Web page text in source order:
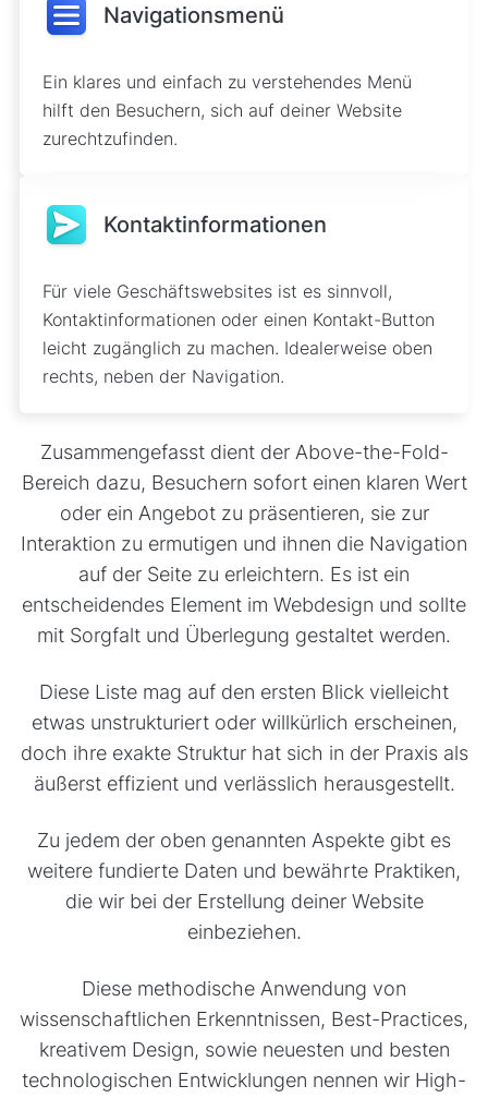
Navigationsmenü
Ein klares und einfach zu verstehendes Menü
hilft den Besuchern, sich auf deiner Website
zurechtzufinden.
Kontaktinformationen
Für viele Geschäftswebsites ist es sinnvoll,
Kontaktinformationen oder einen Kontakt-Button
leicht zugänglich zu machen. Idealerweise oben
rechts, neben der Navigation.
Zusammengefasst dient der Above-the-Fold-
Bereich dazu, Besuchern sofort einen klaren Wert
oder ein Angebot zu präsentieren, sie zur
Interaktion zu ermutigen und ihnen die Navigation
auf der Seite zu erleichtern. Es ist ein
entscheidendes Element im Webdesign und sollte
mit Sorgfalt und Überlegung gestaltet werden.
Diese Liste mag auf den ersten Blick vielleicht
etwas unstrukturiert oder willkürlich erscheinen,
doch ihre exakte Struktur hat sich in der Praxis als
äußerst effizient und verlässlich herausgestellt.
Zu jedem der oben genannten Aspekte gibt es
weitere fundierte Daten und bewährte Praktiken,
die wir bei der Erstellung deiner Website
einbeziehen.
Diese methodische Anwendung von
wissenschaftlichen Erkenntnissen, Best-Practices,
kreativem Design, sowie neuesten und besten
technologischen Entwicklungen nennen wir High-